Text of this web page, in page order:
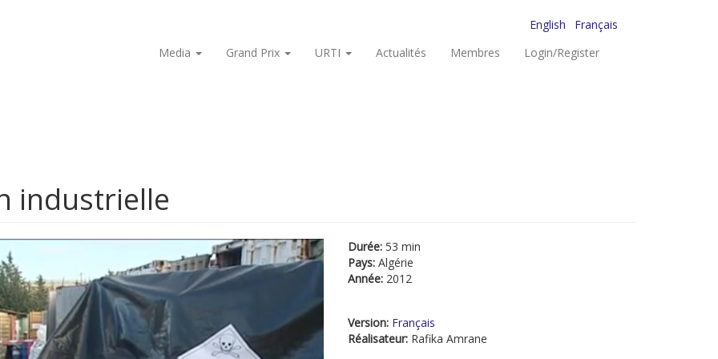
English
Français
Media
Grand Prix URTI Actualités Membres Login/Register
industrielle
Durée: 53 min
Pays: Algérie
Année: 2012
Version: Français
Réalisateur: Rafika Amrane